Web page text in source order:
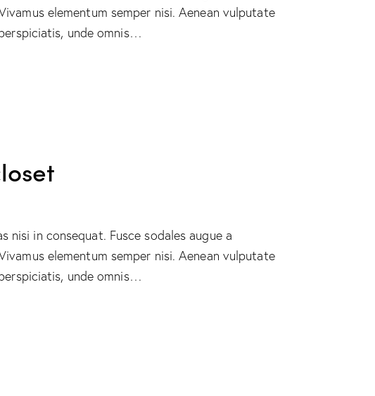
elementum semper nisi. Aenean vulputate
unde omnis…
nisi in consequat. Fusce sodales augue a
elementum semper nisi. Aenean vulputate
unde omnis…